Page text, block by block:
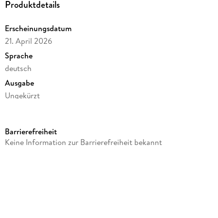
Produktdetails
Erscheinungsdatum
21. April 2026
Sprache
deutsch
Ausgabe
Ungekürzt
Laufzeit
Barrierefreiheit
Keine Information zur Barrierefreiheit bekannt